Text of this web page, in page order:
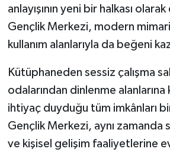
anlayışının yeni bir halkası
Gençlik Merkezi, modern
kullanım alanlarıyla da beğeni
Kütüphaneden sessiz çalışma
odalarından dinlenme
ihtiyaç duyduğu tüm imkânları
Gençlik Merkezi, aynı zamanda
ve kişisel gelişim faaliyetlerine